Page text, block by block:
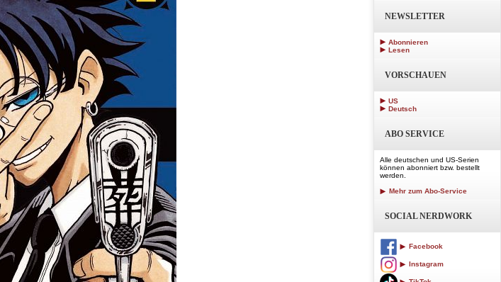
NEWSLETTER
Abonnieren
Lesen
VORSCHAUEN
US
Deutsch
ABO SERVICE
Alle deutschen und US-Serien
können abonniert bzw. bestellt
werden.
Mehr zum Abo-Service
SOCIAL NERDWORK
Facebook
Instagram